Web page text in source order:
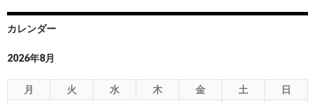
カレンダー
2026年8月
月 火 水 木 金 土
日